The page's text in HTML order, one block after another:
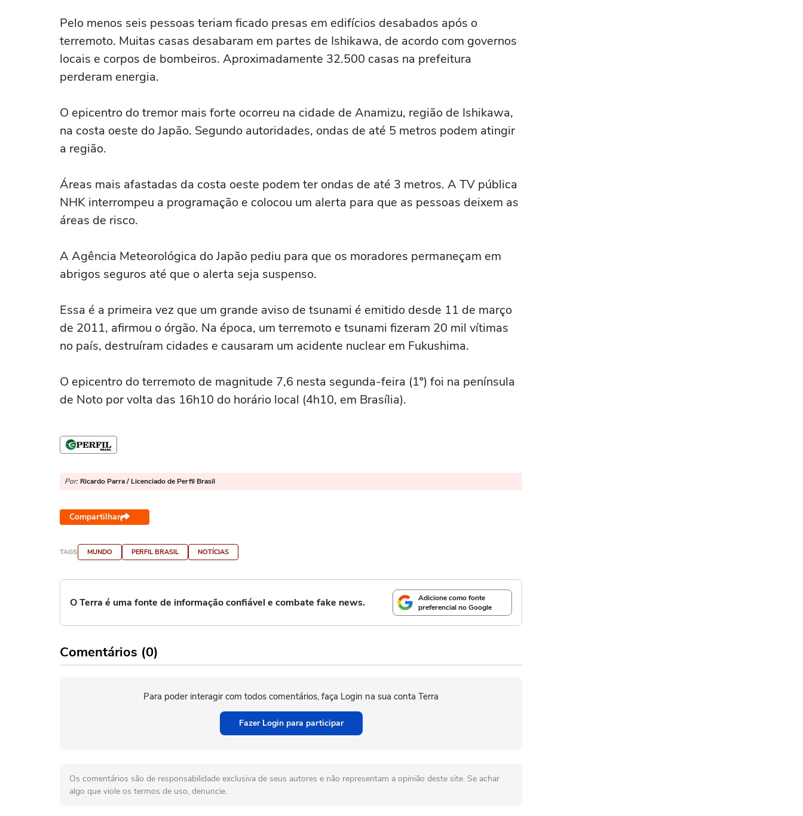
Pelo menos seis pessoas teriam ficado presas em edifícios desabados após o
terremoto. Muitas casas desabaram em partes de Ishikawa, de acordo com governos
locais e corpos de bombeiros. Aproximadamente 32.500 casas na prefeitura
perderam energia.
O epicentro do tremor mais forte ocorreu na cidade de Anamizu, região de Ishikawa,
na costa oeste do Japão. Segundo autoridades, ondas de até 5 metros podem atingir
a região.
Áreas mais afastadas da costa oeste podem ter ondas de até 3 metros. A TV pública
NHK interrompeu a programação e colocou um alerta para que as pessoas deixem as
áreas de risco.
A Agência Meteorológica do Japão pediu para que os moradores permaneçam em
abrigos seguros até que o alerta seja suspenso.
Essa é a primeira vez que um grande aviso de tsunami é emitido desde 11 de março
de 2011, afirmou o órgão. Na época, um terremoto e tsunami fizeram 20 mil vítimas
no país, destruíram cidades e causaram um acidente nuclear em Fukushima.
O epicentro do terremoto de magnitude 7,6 nesta segunda-feira (1º) foi na península
de Noto por volta das 16h10 do horário local (4h10, em Brasília).
Por: Ricardo Parra / Licenciado de Perfil Brasil
Compartilhar
TAGS MUNDO PERFIL BRASIL NOTÍCIAS
O Terra é uma fonte de informação confiável e combate fake news.
Adicione como fonte
preferencial no Google
Comentários (0)
Para poder interagir com todos comentários, faça Login na sua conta Terra
Fazer Login para participar
Os comentários são de responsabilidade exclusiva de seus autores e não representam a opinião deste site. Se achar
algo que viole os termos de uso, denuncie.